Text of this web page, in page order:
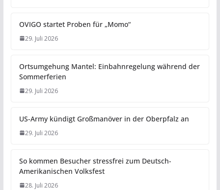
OVIGO startet Proben für „Momo“
29. Juli 2026
Ortsumgehung Mantel: Einbahnregelung während der
Sommerferien
29. Juli 2026
US-Army kündigt Großmanöver in der Oberpfalz an
29. Juli 2026
So kommen Besucher stressfrei zum Deutsch-
Amerikanischen Volksfest
28. Juli 2026